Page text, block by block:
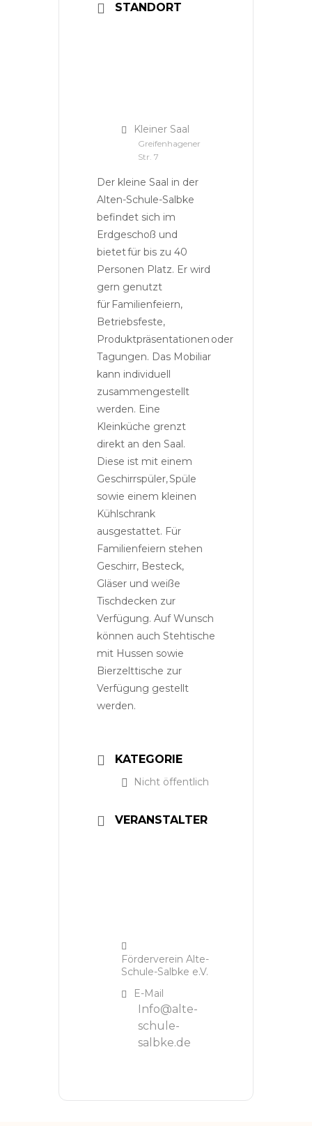
STANDORT
Kleiner Saal
Greifenhagener
Str. 7
Der kleine Saal in der
Alten-Schule-Salbke
befindet sich im
Erdgeschoß und
bietet für bis zu 40
Personen Platz. Er wird
gern genutzt
für Familienfeiern,
Betriebsfeste,
Produktpräsentationen oder
Tagungen. Das Mobiliar
kann individuell
zusammengestellt
werden. Eine
Kleinküche grenzt
direkt an den Saal.
Diese ist mit einem
Geschirrspüler, Spüle
sowie einem kleinen
Kühlschrank
ausgestattet. Für
Familienfeiern stehen
Geschirr, Besteck,
Gläser und weiße
Tischdecken zur
Verfügung. Auf Wunsch
können auch Stehtische
mit Hussen sowie
Bierzelttische zur
Verfügung gestellt
werden.
KATEGORIE
Nicht öffentlich
VERANSTALTER
Förderverein Alte-
Schule-Salbke e.V.
E-Mail
Info@alte-
schule-
salbke.de